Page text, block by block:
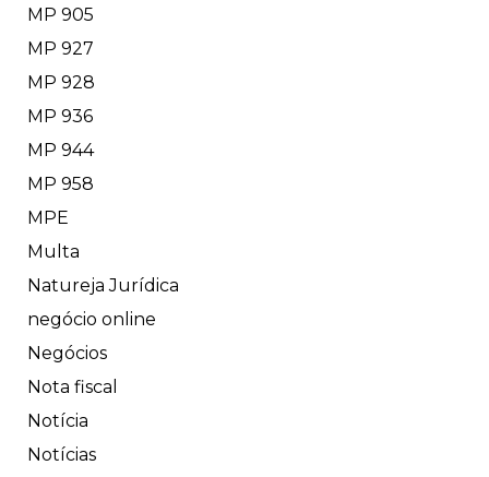
MP 905
MP 927
MP 928
MP 936
MP 944
MP 958
MPE
Multa
Natureja Jurídica
negócio online
Negócios
Nota fiscal
Notícia
Notícias